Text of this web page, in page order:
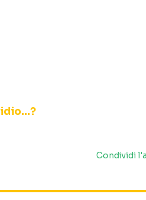
Condividi